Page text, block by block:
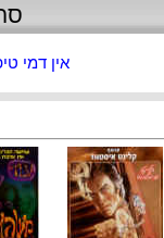
אין דמי